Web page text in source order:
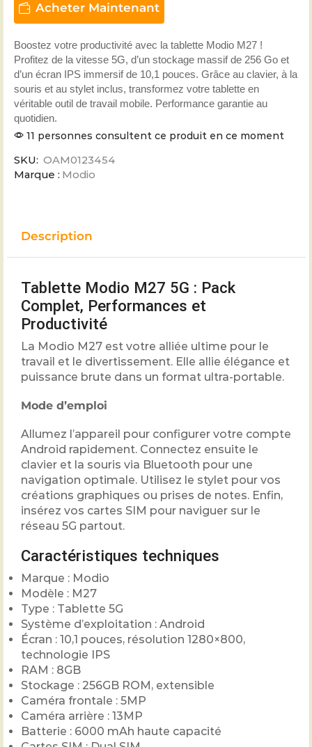
Acheter Maintenant
Boostez votre productivité avec la tablette Modio M27 !
Profitez de la vitesse 5G, d’un stockage massif de 256 Go et
d’un écran IPS immersif de 10,1 pouces. Grâce au clavier, à la
souris et au stylet inclus, transformez votre tablette en
véritable outil de travail mobile. Performance garantie au
quotidien.
11 personnes consultent ce produit en ce moment
SKU: OAM0123454
Marque : Modio
Description
Tablette Modio M27 5G : Pack
Complet, Performances et
Productivité
La Modio M27 est votre alliée ultime pour le
travail et le divertissement. Elle allie élégance et
puissance brute dans un format ultra-portable.
Mode d’emploi
Allumez l’appareil pour configurer votre compte
Android rapidement. Connectez ensuite le
clavier et la souris via Bluetooth pour une
navigation optimale. Utilisez le stylet pour vos
créations graphiques ou prises de notes. Enfin,
insérez vos cartes SIM pour naviguer sur le
réseau 5G partout.
Caractéristiques techniques
Marque : Modio
Modèle : M27
Type : Tablette 5G
Système d’exploitation : Android
Écran : 10,1 pouces, résolution 1280×800,
technologie IPS
RAM : 8GB
Stockage : 256GB ROM, extensible
Caméra frontale : 5MP
Caméra arrière : 13MP
Batterie : 6000 mAh haute capacité